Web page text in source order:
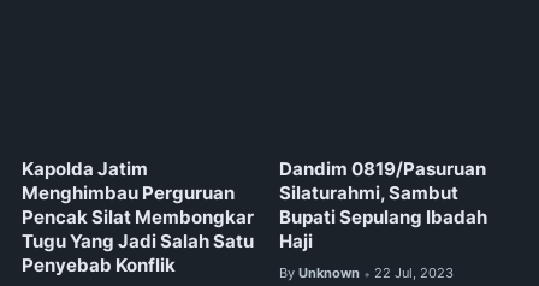
Kapolda Jatim
Menghimbau Perguruan
Pencak Silat Membongkar
Tugu Yang Jadi Salah Satu
Penyebab Konflik
Dandim 0819/Pasuruan
Silaturahmi, Sambut
Bupati Sepulang Ibadah
Haji
By Unknown • 22 Jul, 2023